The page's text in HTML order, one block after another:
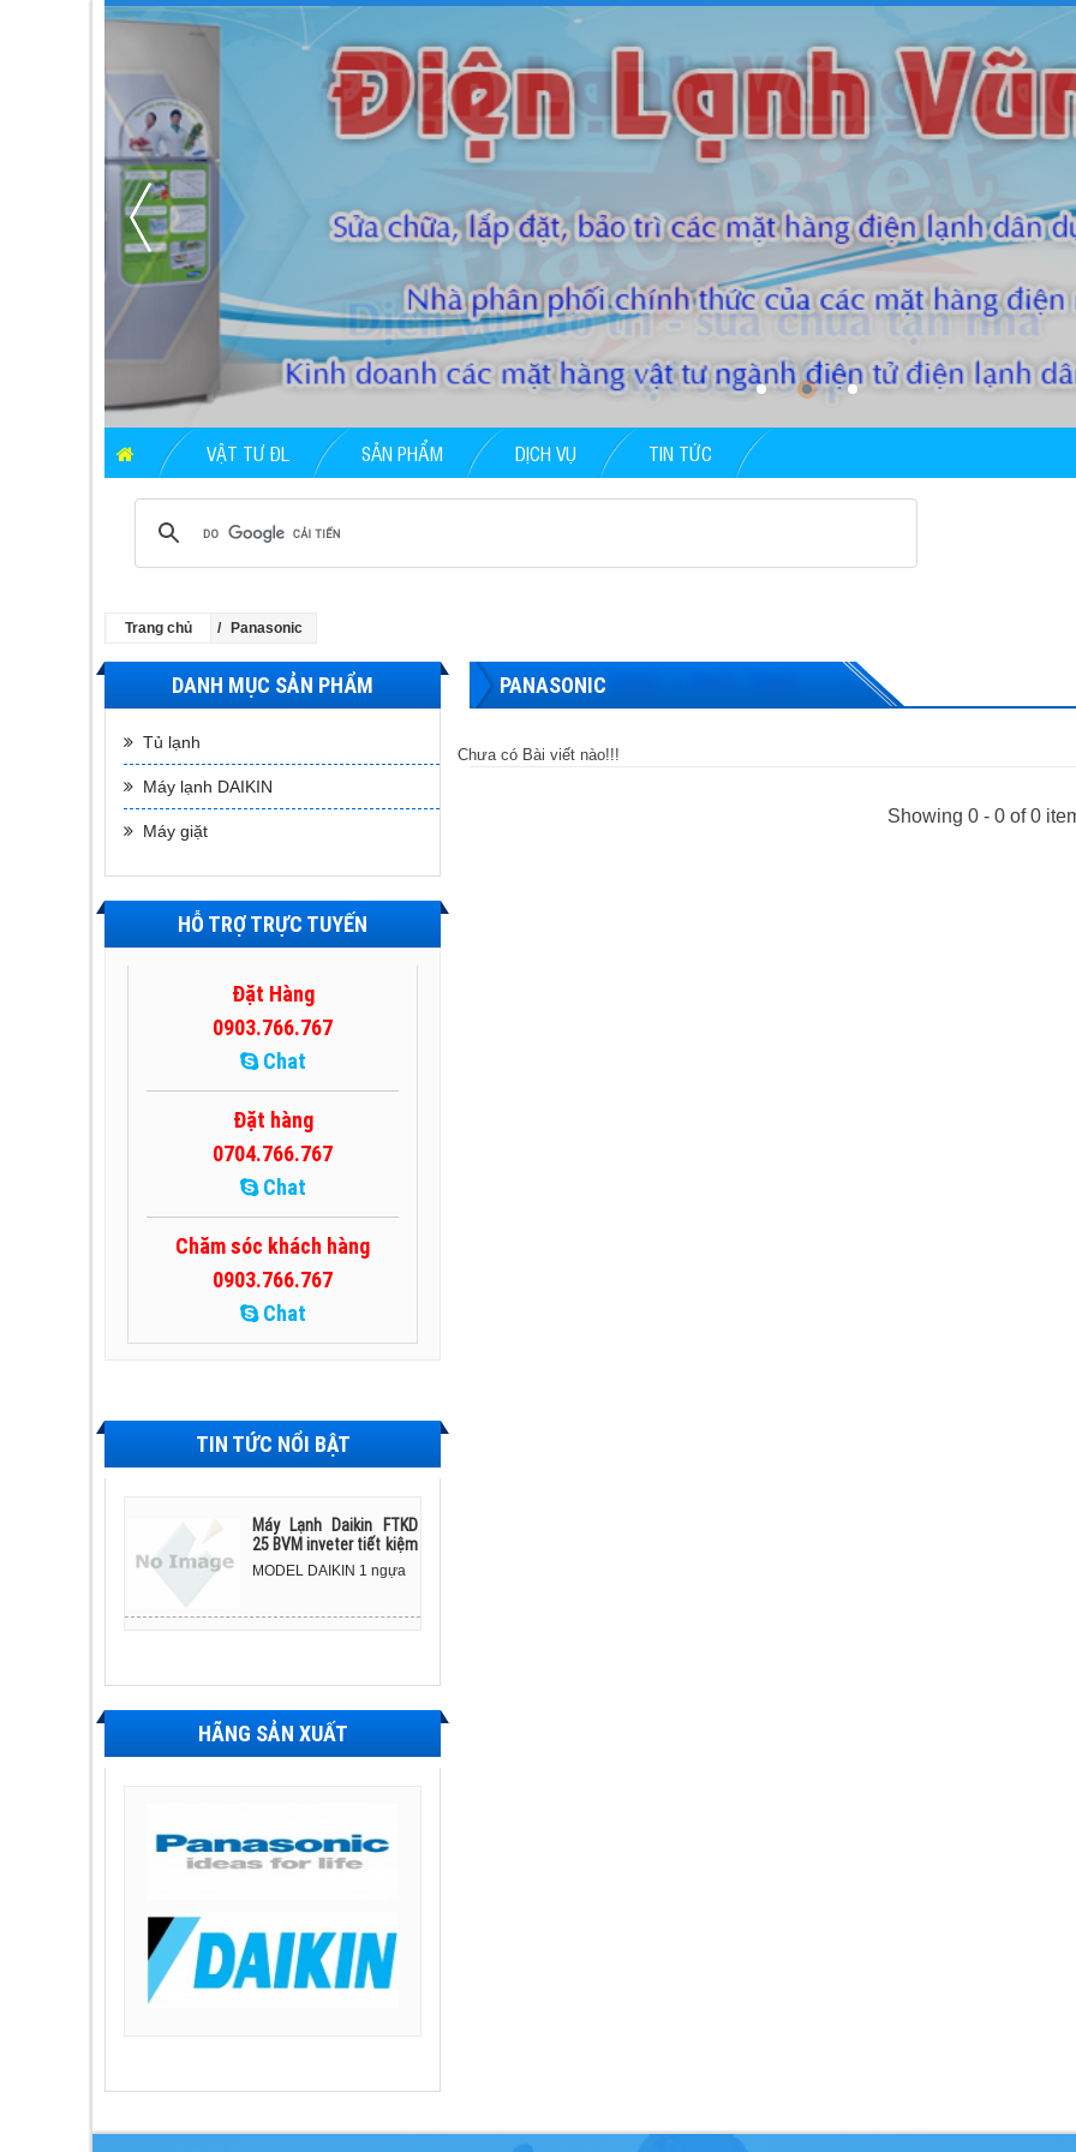
VẬT TƯ ĐL SẢN PHẨM DỊCH VỤ TIN TỨC
Trang chủ Panasonic
DANH MỤC SẢN PHẨM
Tủ lạnh
Máy lạnh DAIKIN
Máy giặt
HỖ TRỢ TRỰC TUYẾN
Đặt Hàng
0903.766.767
Chat
Đặt hàng
0704.766.767
Chat
Chăm sóc khách hàng
0903.766.767
Chat
TIN TỨC NỔI BẬT
Máy Lạnh Daikin FTKD
25 BVM inveter tiết kiệm
điện - 1 ngựa
MODEL DAIKIN 1 ngựa
HÃNG SẢN XUẤT
PANASONIC
Chưa có Bài viết nào!!!
Showing 0 - 0 of 0